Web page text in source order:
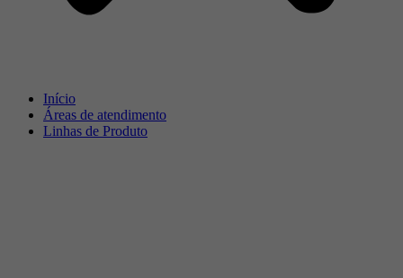
Início
Áreas de atendimento
Linhas de Produto